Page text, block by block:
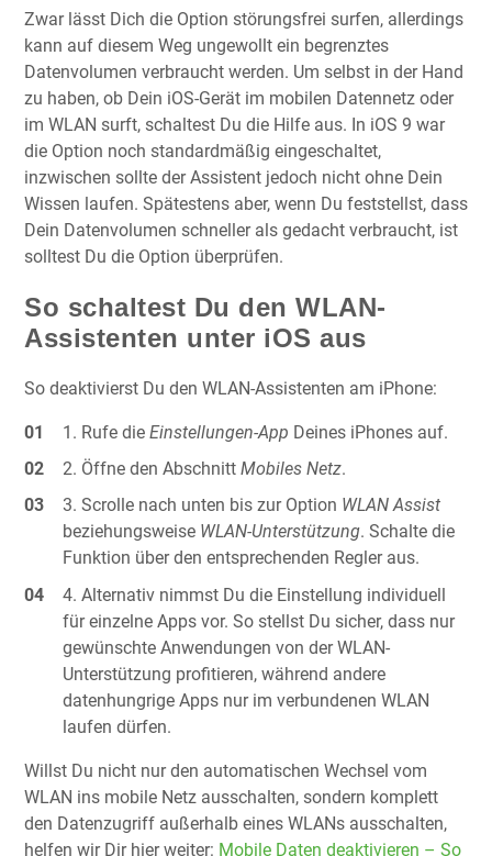
Zwar lässt Dich die Option störungsfrei surfen, allerdings
kann auf diesem Weg ungewollt ein begrenztes
Datenvolumen verbraucht werden. Um selbst in der Hand
zu haben, ob Dein iOS-Gerät im mobilen Datennetz oder
im WLAN surft, schaltest Du die Hilfe aus. In iOS 9 war
die Option noch standardmäßig eingeschaltet,
inzwischen sollte der Assistent jedoch nicht ohne Dein
Wissen laufen. Spätestens aber, wenn Du feststellst, dass
Dein Datenvolumen schneller als gedacht verbraucht, ist
solltest Du die Option überprüfen.
So schaltest Du den WLAN-
Assistenten unter iOS aus
So deaktivierst Du den WLAN-Assistenten am iPhone:
Rufe dieEinstellungen-App Deines iPhones auf.
Öffne den AbschnittMobiles Netz.
Scrolle nach unten bis zur Option WLAN Assist
beziehungsweise WLAN-Unterstützung. Schalte die
Funktion über den entsprechenden Regler aus.
Alternativ nimmst Du die Einstellung individuell
für einzelne Apps vor. So stellst Du sicher, dass nur
gewünschte Anwendungen von der WLAN-
Unterstützung profitieren, während andere
datenhungrige Apps nur im verbundenen WLAN
laufen dürfen.
Willst Du nicht nur den automatischen Wechsel vom
WLAN ins mobile Netz ausschalten, sondern komplett
den Datenzugriff außerhalb eines WLANs ausschalten,
helfen wir Dir hier weiter: Mobile Daten deaktivieren – So